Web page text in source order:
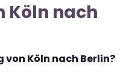
Köln nach
von Köln nach Berlin?